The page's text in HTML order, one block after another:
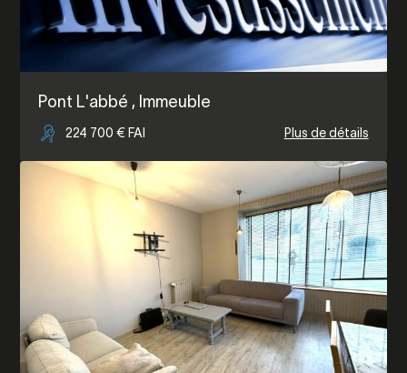
Pont L'abbé , Immeuble
224 700 € FAI Plus de détails